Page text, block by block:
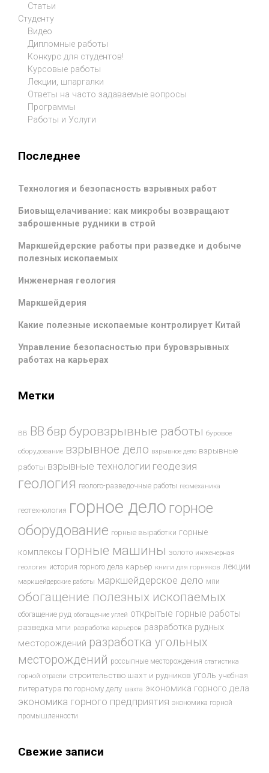
Статьи
Студенту
Видео
Дипломные работы
Конкурс для студентов!
Курсовые работы
Лекции, шпаргалки
Ответы на часто задаваемые вопросы
Программы
Работы и Услуги
Последнее
Технология и безопасность взрывных работ
Биовыщелачивание: как микробы возвращают
заброшенные рудники в строй
Маркшейдерские работы при разведке и добыче
полезных ископаемых
Инженерная геология
Маркшейдерия
Какие полезные ископаемые контролирует Китай
Управление безопасностью при буровзрывных
работах на карьерах
Метки
ВВ ВВ бвр буровзрывные работы буровое
оборудование взрывное дело взрывное дело взрывные
работы взрывные технологии геодезия
геология геолого-разведочные работы геомеханика
геотехнология горное дело горное
оборудование горные выработки горные
комплексы горные машины золото инженерная
геология история горного дела карьер книги для горняков лекции
маркшейдерские работы маркшейдерское дело мпи
обогащение полезных ископаемых
обогащение руд обогащение углей открытые горные работы
разведка мпи разработка карьеров разработка рудных
месторождений разработка угольных
месторождений россыпные месторождения статистика
горной отрасли строительство шахт и рудников уголь учебная
литература по горному делу шахта экономика горного дела
экономика горного предприятия экономика горной
промышленности
Свежие записи